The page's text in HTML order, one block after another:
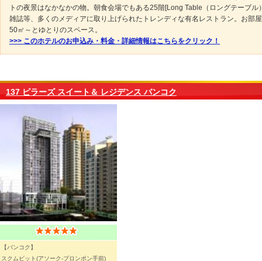
トの夜景はなかなかの物。朝食会場でもある25階[Long Table（ロングテーブル
雑誌等、多くのメディアに取り上げられたトレンディな有名レストラン。お部
50㎡～とゆとりのスペース。
>>> このホテルのお申込み・料金・詳細情報はこちらをクリック！
137 ピラーズ スイート＆ レジデンス バンコク
【バンコク】
スクムビット(アソーク-プロンポン手前)